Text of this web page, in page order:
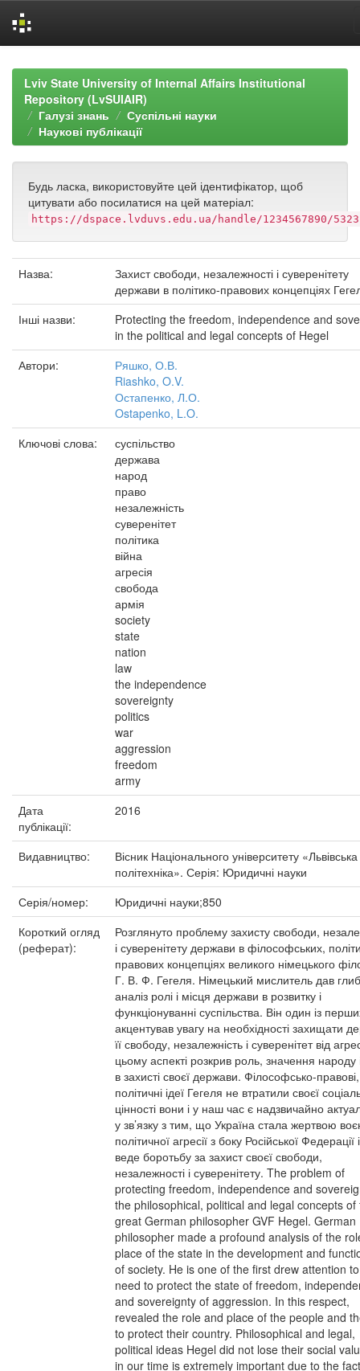
navigationLviv State University of Internal Affairs Institutional
Repository (LvSUIAIR)
Галузі знань
Суспільні науки
Наукові публікації
Будь ласка, використовуйте цей ідентифікатор, щоб
цитувати або посилатися на цей матеріал:
https://dspace.lvduvs.edu.ua/handle/1234567890/5323
Назва:
Захист свободи, незалежності і суверенітету
держави в політико-правових концепціях
Інші назви:
Protecting the freedom, independence and
in the political and legal concepts of Hegel
Автори:
Ряшко, О.В.
Riashko, O.V.
Остапенко, Л.О.
Ostapenko, L.O.
Ключові слова:
суспільство
держава
народ
право
незалежність
суверенітет
політика
війна
агресія
свобода
армія
society
state
nation
law
the independence
sovereignty
politics
war
aggression
freedom
army
Дата
публікації:
2016
Видавництво:
Вісник Національного університету «Львівська
політехніка». Серія: Юридичні науки
Серія/номер:
Юридичні науки;850
Короткий огляд
(реферат):
Розглянуто проблему захисту свободи,
і суверенітету держави в філософських,
правових концепціях великого німецького
Г. В. Ф. Гегеля. Німецький мислитель дав
аналіз ролі і місця держави в розвитку і
функціонуванні суспільства. Він один із
акцентував увагу на необхідності захищати
її свободу, незалежність і суверенітет від
цьому аспекті розкрив роль, значення народу
в захисті своєї держави. Філософсько-правові,
політичні ідеї Гегеля не втратили своєї
цінності вони і у наш час є надзвичайно
у зв’язку з тим, що Україна стала жертвою
політичної агресії з боку Російської Федерації
веде боротьбу за захист своєї свободи,
незалежності і суверенітету. The problem of
protecting freedom, independence and
the philosophical, political and legal concepts of
great German philosopher GVF Hegel. German
philosopher made a profound analysis of the
place of the state in the development and
of society. He is one of the first drew attention
need to protect the state of freedom,
and sovereignty of aggression. In this respect,
revealed the role and place of the people and
to protect their country. Philosophical and legal,
political ideas Hegel did not lose their social
in our time is extremely important due to the